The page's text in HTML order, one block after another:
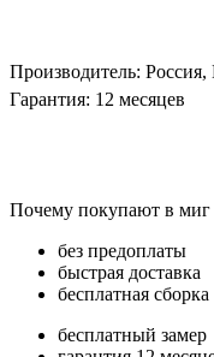
Производитель:
Гарантия: 12 месяцев
Почему покупают в миг
без предоплаты
быстрая доставка
бесплатная сборка
бесплатный замер